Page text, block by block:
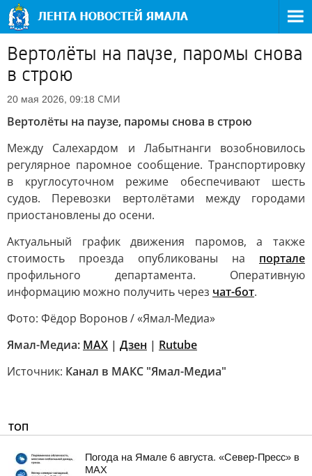
Вертолёты на паузе, паромы снова
в строю
20 мая 2026, 09:18 СМИ
Вертолёты на паузе, паромы снова в строю
Между Салехардом и Лабытнанги возобновилось
регулярное паромное сообщение. Транспортировку
в круглосуточном режиме обеспечивают шесть
судов. Перевозки вертолётами между городами
приостановлены до осени.
Актуальный график движения паромов, а также
стоимость проезда опубликованы на портале
профильного департамента. Оперативную
информацию можно получить через чат-бот.
Фото: Фёдор Воронов / «Ямал-Медиа»
Ямал-Медиа: MAX | Дзен | Rutube
Источник: Канал в МАКС "Ямал-Медиа"
ТОП
Погода на Ямале 6 августа. «Север-Пресс» в
MAX